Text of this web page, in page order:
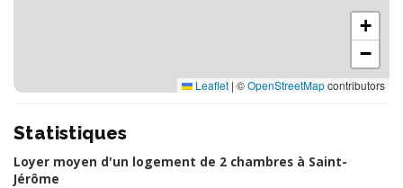
+
−
Leaflet | ©OpenStreetMapcontributors
Statistiques
Loyer moyen d'un logement de 2 chambres à Saint-
Jérôme